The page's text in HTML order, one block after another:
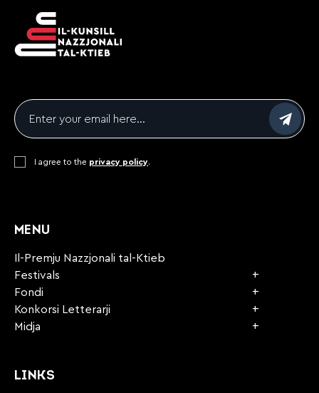
MENU
Il-Premju Nazzjonali tal-Ktieb
Festivals
Fondi
Konkorsi Letterarji
Midja
LINKS
Email
Consent*
I agree to the privacy policy.